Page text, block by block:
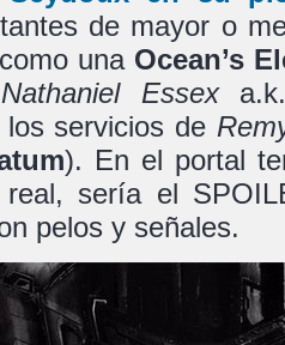
de mayor o
una Ocean’s
Nathaniel Essex
servicios de
). En el portal
sería el
pelos y señales.